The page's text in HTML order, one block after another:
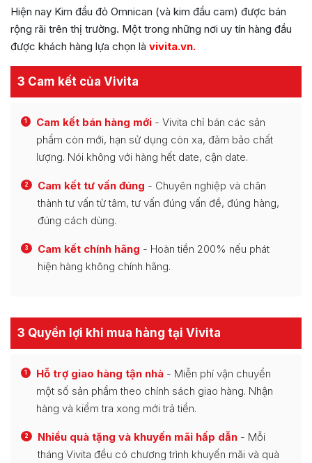
Hiện nay Kim đầu đỏ Omnican (và kim đầu cam) được bán
rộng rãi trên thị trường. Một trong những nơi uy tín hàng đầu
được khách hàng lựa chọn là vivita.vn.
3 Cam kết của Vivita
1 Cam kết bán hàng mới - Vivita chỉ bán các sản
phẩm còn mới, hạn sử dụng còn xa, đảm bảo chất
lượng. Nói không với hàng hết date, cận date.
2 Cam kết tư vấn đúng - Chuyên nghiệp và chân
thành tư vấn từ tâm, tư vấn đúng vấn đề, đúng hàng,
đúng cách dùng.
3 Cam kết chính hãng - Hoàn tiền 200% nếu phát
hiện hàng không chính hãng.
3 Quyền lợi khi mua hàng tại Vivita
1 Hỗ trợ giao hàng tận nhà - Miễn phí vận chuyển
một số sản phẩm theo chính sách giao hàng. Nhận
hàng và kiểm tra xong mới trả tiền.
2 Nhiều quà tặng và khuyến mãi hấp dẫn - Mỗi
tháng Vivita đều có chương trình khuyến mãi và quà